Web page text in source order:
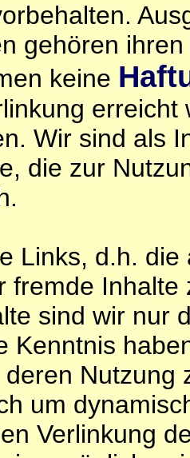
gehören
keine
Wir sind als
die zur
Links, d.h.
fremde
sind wir nur
Kenntnis
Nutzung
um
Verlinkung